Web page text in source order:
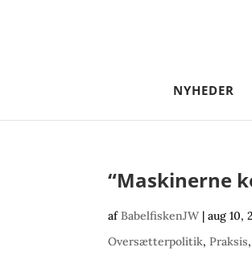
NYHEDER
“Maskinerne
afBabelfiskenJW |aug 10,
Oversætterpolitik,Praksis